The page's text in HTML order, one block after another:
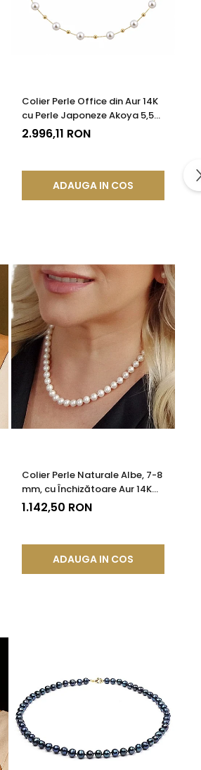
Colier Perle Office din Aur 14K
cu Perle Japoneze Akoya 5,5
mm și Bile de Aur | KASKADDA®
2.996,11 RON
ADAUGA IN COS
Colier Perle Naturale Albe, 7-8
mm, cu Închizătoare Aur 14K
(aur 585) | KASKADDA®
1.142,50 RON
ADAUGA IN COS